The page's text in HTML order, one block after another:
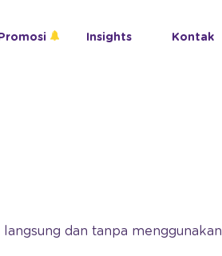
Insights Kontak
dan tanpa menggunakan